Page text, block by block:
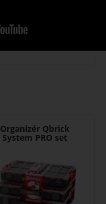
Organizér Qbrick
System PRO set